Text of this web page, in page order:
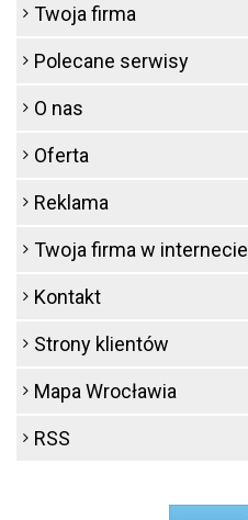
Twoja firma
Polecane serwisy
O nas
Oferta
Reklama
Twoja firma w internecie
Kontakt
Strony klientów
Mapa Wrocławia
RSS